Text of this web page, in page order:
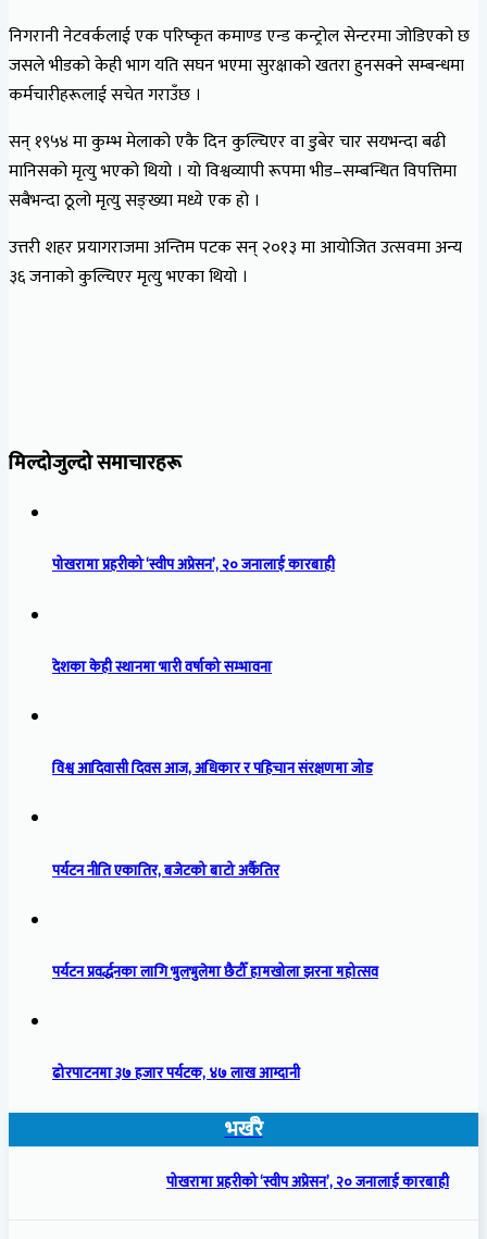
निगरानी नेटवर्कलाई एक परिष्कृत कमाण्ड एन्ड कन्ट्रोल सेन्टरमा जोडिएको छ
जसले भीडको केही भाग यति सघन भएमा सुरक्षाको खतरा हुनसक्ने सम्बन्धमा
कर्मचारीहरूलाई सचेत गराउँछ ।
सन् १९५४ मा कुम्भ मेलाको एकै दिन कुल्चिएर वा डुबेर चार सयभन्दा बढी
मानिसको मृत्यु भएको थियो । यो विश्वव्यापी रूपमा भीड–सम्बन्धित विपत्तिमा
सबैभन्दा ठूलो मृत्यु सङ्ख्या मध्ये एक हो ।
उत्तरी शहर प्रयागराजमा अन्तिम पटक सन् २०१३ मा आयोजित उत्सवमा अन्य
३६ जनाको कुल्चिएर मृत्यु भएका थियो ।
मिल्दोजुल्दो समाचारहरू
पोखरामा प्रहरीको ‘स्वीप अप्रेसन’, २० जनालाई कारबाही
देशका केही स्थानमा भारी वर्षाको सम्भावना
विश्व आदिवासी दिवस आज, अधिकार र पहिचान संरक्षणमा जोड
पर्यटन नीति एकातिर, बजेटको बाटो अर्कैतिर
पर्यटन प्रवर्द्धनका लागि भुलभुलेमा छैटौँ हामखोला झरना महोत्सव
ढोरपाटनमा ३७ हजार पर्यटक, ४७ लाख आम्दानी
भर्खरै
पोखरामा प्रहरीको ‘स्वीप अप्रेसन’, २० जनालाई कारबाही